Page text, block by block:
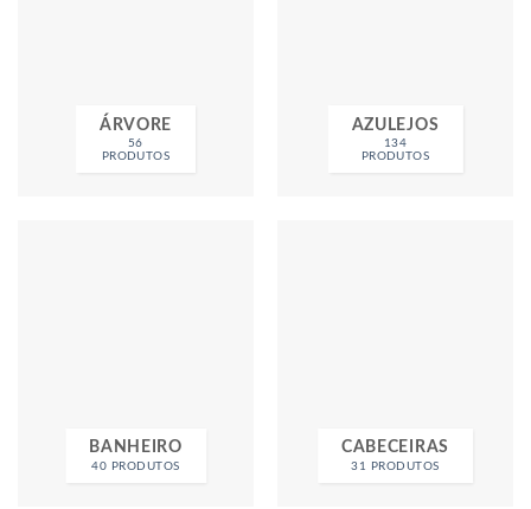
ÁRVORE
56
PRODUTOS
AZULEJOS
134
PRODUTOS
BANHEIRO
40 PRODUTOS
CABECEIRAS
31 PRODUTOS